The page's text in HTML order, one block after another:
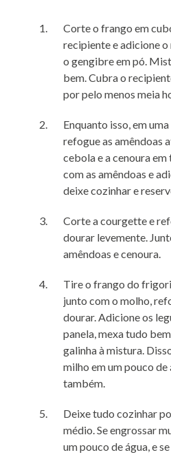
Corte o frango em
recipiente e adicione o
o gengibre em pó.
bem. Cubra o
por pelo menos meia
Enquanto isso, em
refogue as amêndoas
cebola e a cenoura
com as amêndoas e
deixe cozinhar e
Corte a courgette e
dourar levemente.
amêndoas e cenoura.
Tire o frango do
junto com o molho,
dourar. Adicione os
panela, mexa tudo
galinha à mistura.
milho em um pouco de
também.
Deixe tudo cozinhar
médio. Se engrossar
um pouco de água, e